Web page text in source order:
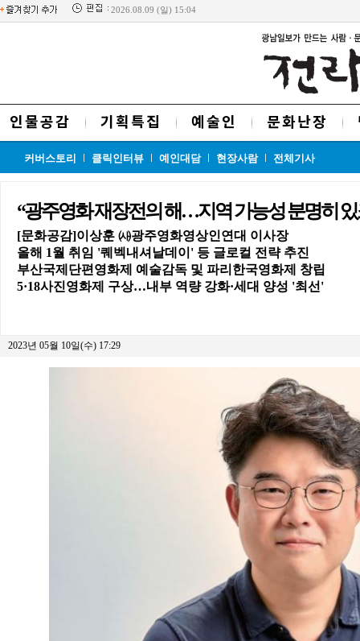
2026.08.09 (일) 15:04
인물공감 기획특집 예술인 문화난장
커버스토리 클릭인터뷰 예인대담 현장사람 전체기사
“광주영화 재장전의 해…지역 가능성 분명히 있
[문화공감]이상훈 ㈔광주영화영상인연대 이사장
올해 1월 취임 '퀘벡내셔날데이' 등 글로컬 전략 추진
부산국제단편영화제 예술감독 및 파리한국영화제 창립
5·18사진영화제 구상…내부 역량 강화·세대 양성 '최선'
2023년 05월 10일(수) 17:29